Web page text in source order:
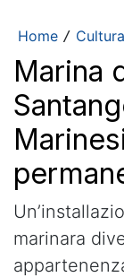
Home /
Marina
marinara